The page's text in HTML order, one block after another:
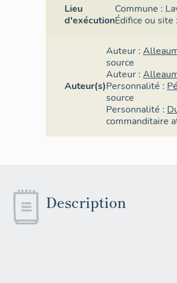
Lieu
d'exécution
Commune :
Édifice ou site
Auteur(s)
Auteur :
source
Auteur :
Personnalité :
source
Personnalité :
commanditaire
Description